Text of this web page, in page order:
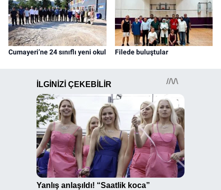
Cumayeri’ne 24 sınıflı yeni okul Filede buluştular